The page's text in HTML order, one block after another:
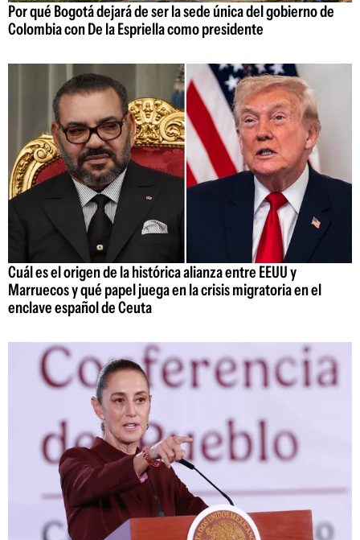
Por qué Bogotá dejará de ser la sede única del gobierno de
Colombia con De la Espriella como presidente
Cuál es el origen de la histórica alianza entre EEUU y
Marruecos y qué papel juega en la crisis migratoria en el
enclave español de Ceuta